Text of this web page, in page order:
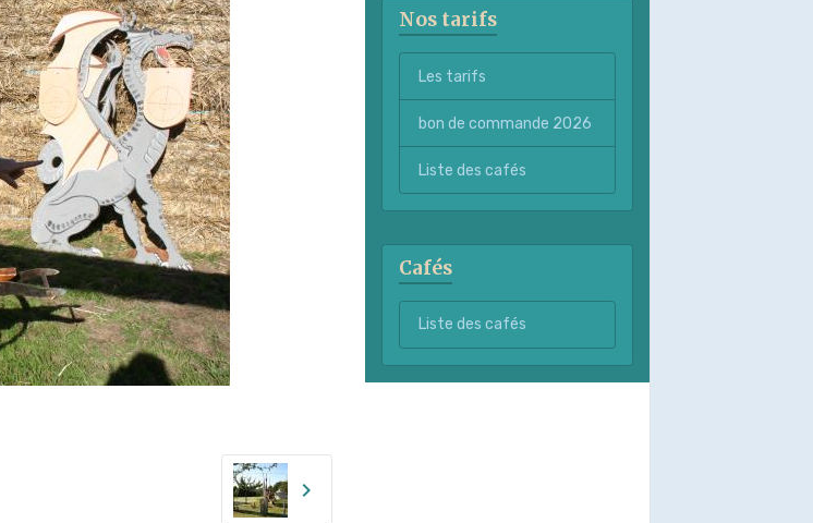
Nos tarifs
Les tarifs
bon de commande 2026
Liste des cafés
Cafés
Liste des cafés